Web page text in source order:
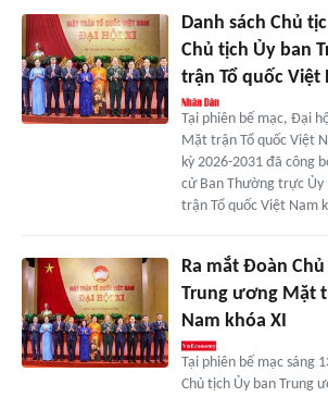
Danh sách Chủ
Chủ tịch Ủy ban
trận Tổ quốc Việt
Tại phiên bế mạc, Đại
Mặt trận Tổ quốc Việt
kỳ 2026-2031 đã công
cử Ban Thường trực
trận Tổ quốc Việt Nam
Ra mắt Đoàn
Trung ương Mặt
Nam khóa XI
Tại phiên bế mạc sáng
Chủ tịch Ủy ban Trung